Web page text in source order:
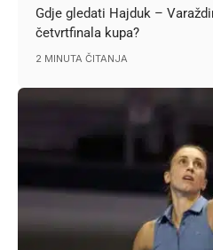
Gdje gledati Hajduk –
četvrtfinala kupa?
2 MINUTA ČITANJA